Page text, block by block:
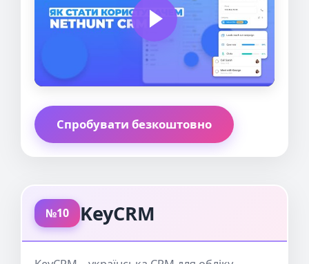
Спробувати безкоштовно
№10 KeyCRM